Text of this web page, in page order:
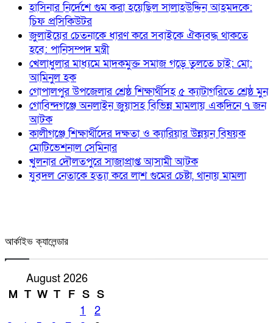
হাসিনার নির্দেশে গুম করা হয়েছিল সালাহউদ্দিন আহমদকে:
চিফ প্রসিকিউটর
জুলাইয়ের চেতনাকে ধারণ করে সবাইকে ঐক্যবদ্ধ থাকতে
হবে: পানিসম্পদ মন্ত্রী
খেলাধুলার মাধ্যমে মাদকমুক্ত সমাজ গড়ে তুলতে চাই: মো:
আমিনুল হক
গোপালপুর উপজেলার শ্রেষ্ঠ শিক্ষার্থীসহ ৫ ক্যাটাগরিতে শ্রেষ্ঠ মুন
গোবিন্দগঞ্জে অনলাইন জুয়াসহ বিভিন্ন মামলায় একদিনে ৭ জন
আটক
কালীগঞ্জে শিক্ষার্থীদের দক্ষতা ও ক্যারিয়ার উন্নয়ন বিষয়ক
মোটিভেশনাল সেমিনার
খুলনার দৌলতপুরে সাজাপ্রাপ্ত আসামী আটক
যুবদল নেতাকে হত্যা করে লাশ গুমের চেষ্টা, থানায় মামলা
আর্কাইভ ক্যালেন্ডার
August 2026
M T W T F S S
1
2